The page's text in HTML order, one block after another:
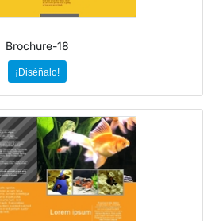
Brochure-18
¡Diséñalo!